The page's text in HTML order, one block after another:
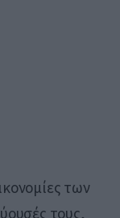
των
τους,